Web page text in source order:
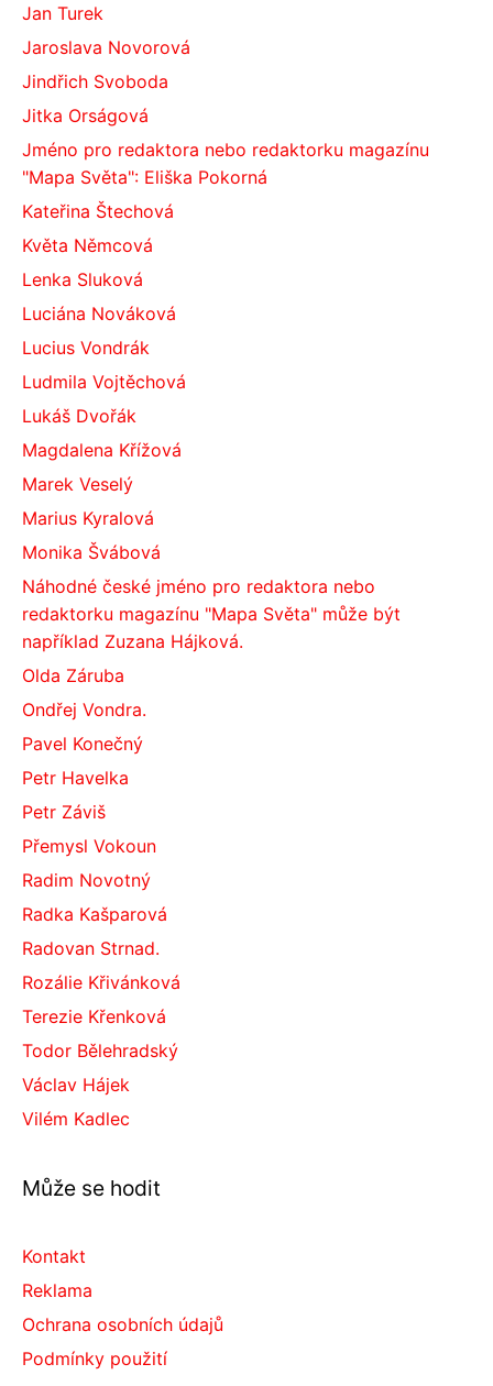
Jan Turek
Jaroslava Novorová
Jindřich Svoboda
Jitka Orságová
Jméno pro redaktora nebo redaktorku magazínu
"Mapa Světa": Eliška Pokorná
Kateřina Štechová
Květa Němcová
Lenka Sluková
Luciána Nováková
Lucius Vondrák
Ludmila Vojtěchová
Lukáš Dvořák
Magdalena Křížová
Marek Veselý
Marius Kyralová
Monika Švábová
Náhodné české jméno pro redaktora nebo
redaktorku magazínu "Mapa Světa" může být
například Zuzana Hájková.
Olda Záruba
Ondřej Vondra.
Pavel Konečný
Petr Havelka
Petr Záviš
Přemysl Vokoun
Radim Novotný
Radka Kašparová
Radovan Strnad.
Rozálie Křivánková
Terezie Křenková
Todor Bělehradský
Václav Hájek
Vilém Kadlec
Může se hodit
Kontakt
Reklama
Ochrana osobních údajů
Podmínky použití